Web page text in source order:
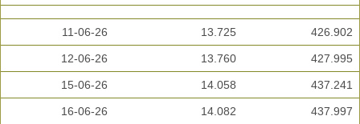
11-06-26 13.725 426.902
12-06-26 13.760 427.995
15-06-26 14.058 437.241
16-06-26 14.082 437.997